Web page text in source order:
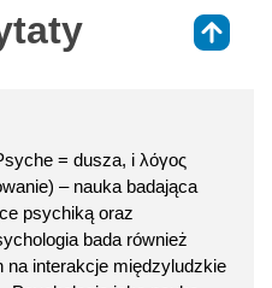
= dusza, i λόγος
– nauka badająca
psychiką oraz
bada również
na interakcje międzyludzkie